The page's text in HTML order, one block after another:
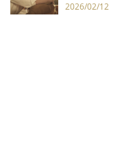
2026/02/12